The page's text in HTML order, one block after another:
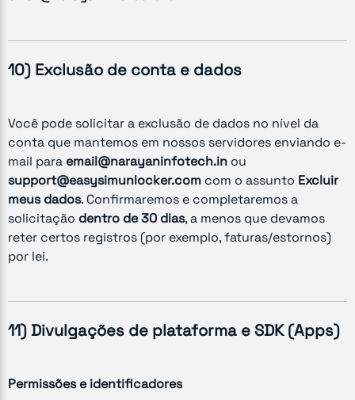
10) Exclusão de conta e dados
Você pode solicitar a exclusão de dados no nível da
conta que mantemos em nossos servidores enviando e-
mail para email@narayaninfotech.in ou
support@easysimunlocker.com com o assunto Excluir
meus dados. Confirmaremos e completaremos a
solicitação dentro de 30 dias, a menos que devamos
reter certos registros (por exemplo, faturas/estornos)
por lei.
11) Divulgações de plataforma e SDK (Apps)
Permissões e identificadores